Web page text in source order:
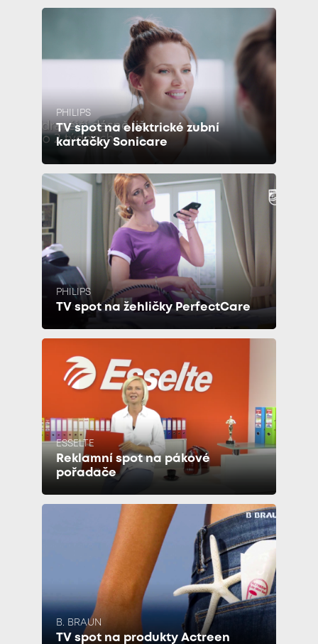
PHILIPS
TV spot na elektrické zubní
kartáčky Sonicare
PHILIPS
TV spot na žehličky PerfectCare
ESSELTE
Reklamní spot na pákové
pořadače
B. BRAUN
TV spot na produkty Actreen